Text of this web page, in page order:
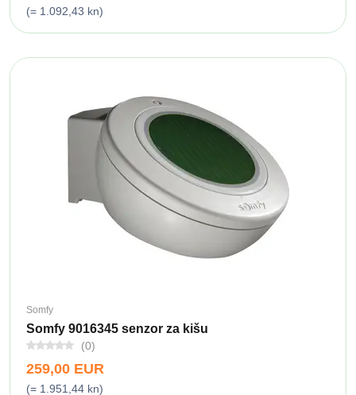
(= 1.092,43 kn)
Somfy
Somfy 9016345 senzor za kišu
(0)
259,00 EUR
(= 1.951,44 kn)